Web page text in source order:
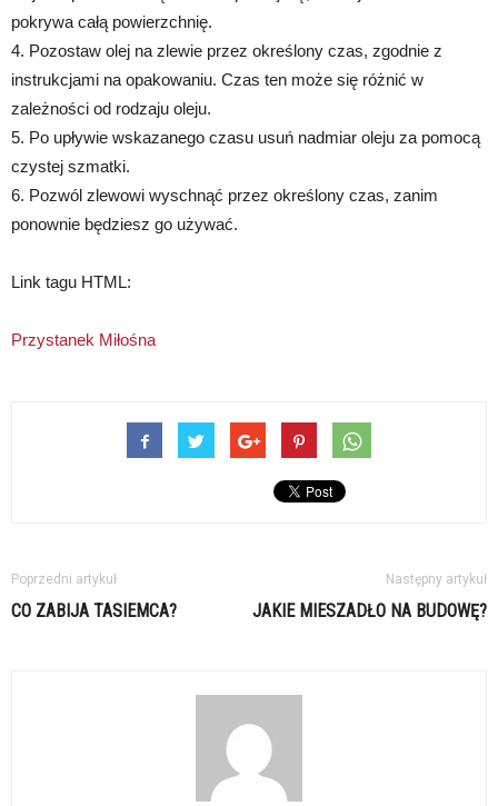
pokrywa całą powierzchnię.
4. Pozostaw olej na zlewie przez określony czas, zgodnie z
instrukcjami na opakowaniu. Czas ten może się różnić w
zależności od rodzaju oleju.
5. Po upływie wskazanego czasu usuń nadmiar oleju za pomocą
czystej szmatki.
6. Pozwól zlewowi wyschnąć przez określony czas, zanim
ponownie będziesz go używać.
Link tagu HTML:
Przystanek Miłośna
Poprzedni artykuł
CO ZABIJA TASIEMCA?
Następny artykuł
JAKIE MIESZADŁO NA BUDOWĘ?